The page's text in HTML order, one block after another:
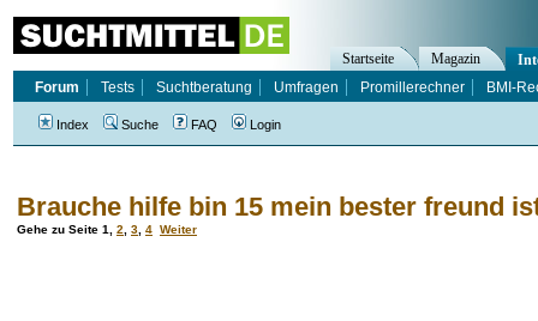
Brauche hilfe bin 15 mein bester freund
Gehe zu Seite 1 2 3 4 Weiter
Startseite Magazin
Forum
Tests Suchtberatung Umfragen Promillerechner BMI-
Index Suche FAQ Login